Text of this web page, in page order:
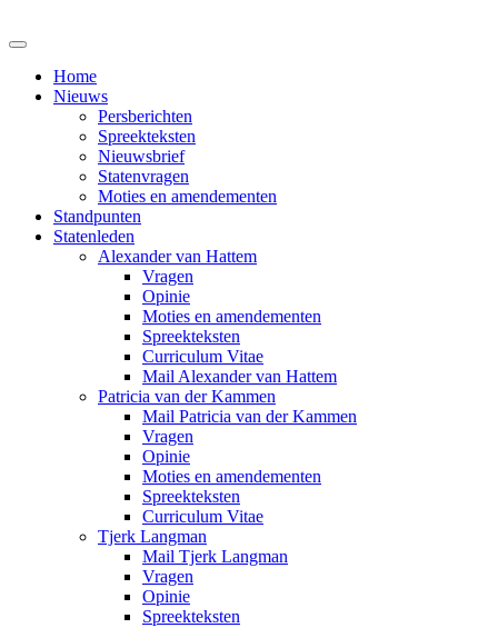
Home
Nieuws
Persberichten
Spreekteksten
Nieuwsbrief
Statenvragen
Moties en amendementen
Standpunten
Statenleden
Alexander van Hattem
Vragen
Opinie
Moties en amendementen
Spreekteksten
Curriculum Vitae
Mail Alexander van Hattem
Patricia van der Kammen
Mail Patricia van der Kammen
Vragen
Opinie
Moties en amendementen
Spreekteksten
Curriculum Vitae
Tjerk Langman
Mail Tjerk Langman
Vragen
Opinie
Spreekteksten